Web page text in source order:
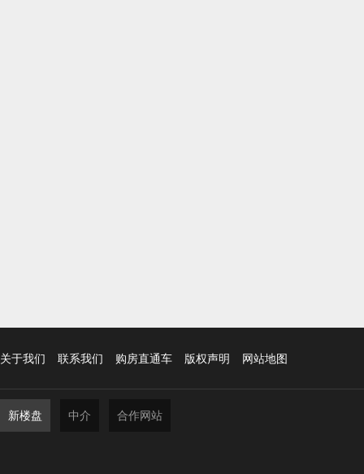
关于我们 联系我们 购房直通车 版权声明 网站地图
新楼盘 中介 合作网站